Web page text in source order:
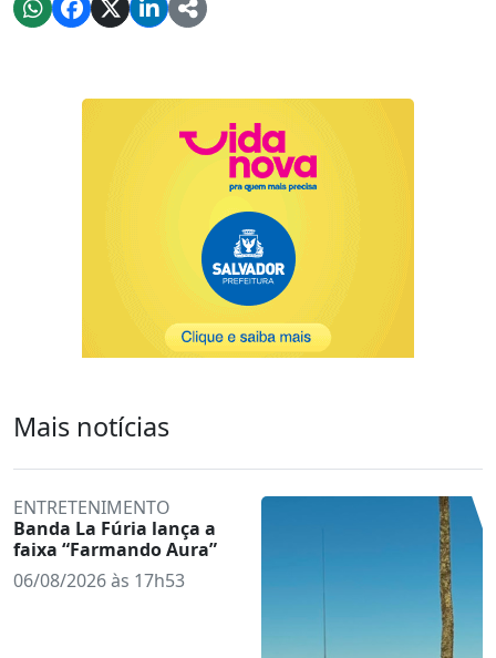
Mais notícias
ENTRETENIMENTO
Banda La Fúria lança a
faixa “Farmando Aura”
06/08/2026 às 17h53